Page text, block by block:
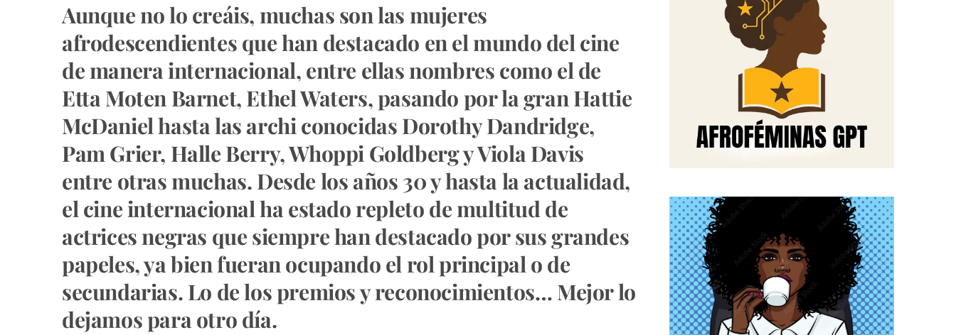
Aunque no lo creáis, muchas son las mujeres
afrodescendientes que han destacado en el mundo del cine
de manera internacional, entre ellas nombres como el de
Etta Moten Barnet, Ethel Waters, pasando por la gran Hattie
McDaniel hasta las archi conocidas Dorothy Dandridge,
Pam Grier, Halle Berry, Whoppi Goldberg y Viola Davis
entre otras muchas. Desde los años 30 y hasta la actualidad,
el cine internacional ha estado repleto de multitud de
actrices negras que siempre han destacado por sus grandes
papeles, ya bien fueran ocupando el rol principal o de
secundarias. Lo de los premios y reconocimientos… Mejor lo
dejamos para otro día.